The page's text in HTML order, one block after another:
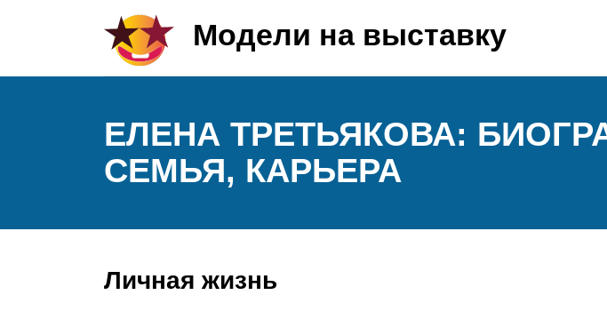
Модели на выставку
ЕЛЕНА ТРЕТЬЯКОВА:
СЕМЬЯ, КАРЬЕРА
Личная жизнь